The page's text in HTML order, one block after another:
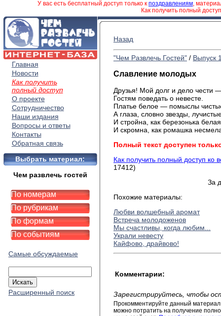
У вас есть бесплатный доступ только к поздравлениям,
Как получить полный
Главная
Новости
Как получить
полный доступ
О проекте
Сотрудничество
Наши издания
Вопросы и ответы
Контакты
Обратная связь
Выбрать материал:
Чем развлечь гостей
По номерам
По рубрикам
По формам
По событиям
Самые обсуждаемые
Расширенный поиск
Назад
"Чем Развлечь Гостей" / Выпуск
Славление молодых
Друзья! Мой долг и дело чести
Гостям поведать о невесте.
Платье белое — помыслы
А глаза, словно звезды,
И стройна, как березонька
И скромна, как ромашка
Полный текст доступен
Как получить полный доступ ко
17412)
За
Похожие материалы:
Любви волшебный аромат
Встреча молодоженов
Мы счастливы, когда любим...
Украли невесту
Кайфово, драйвово!
Комментарии:
Зарегистрируйтесь, чтобы
Прокомментируйте данный
можно потратить на получение